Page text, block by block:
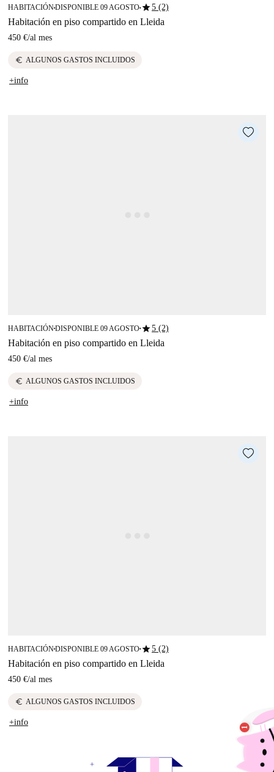
HABITACIÓN■DISPONIBLE 09 AGOSTO■star5 (2)
Habitación en piso compartido en Lleida
450 €/al mes
euro ALGUNOS GASTOS INCLUIDOS
+info
HABITACIÓN■DISPONIBLE 09 AGOSTO■star5 (2)
Habitación en piso compartido en Lleida
450 €/al mes
euro ALGUNOS GASTOS INCLUIDOS
+info
HABITACIÓN■DISPONIBLE 09 AGOSTO■star5 (2)
Habitación en piso compartido en Lleida
450 €/al mes
euro ALGUNOS GASTOS INCLUIDOS
+info